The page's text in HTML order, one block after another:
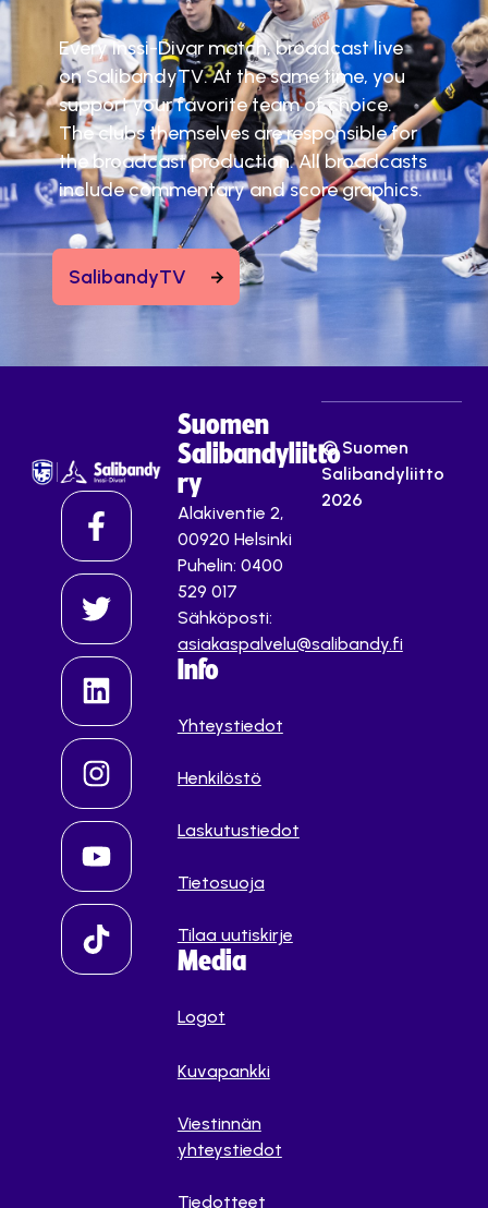
Every Inssi-Divar match, broadcast live
on SalibandyTV. At the same time, you
support your favorite team of choice.
The clubs themselves are responsible for
the broadcast production. All broadcasts
include commentary and score graphics.
SalibandyTV
Suomen
Salibandyliitto
ry
Alakiventie 2,
00920 Helsinki
Puhelin: 0400
529 017
Sähköposti:
asiakaspalvelu@salibandy.fi
Info
Yhteystiedot
Henkilöstö
Laskutustiedot
Tietosuoja
Tilaa uutiskirje
Media
Logot
Kuvapankki
Viestinnän
yhteystiedot
Tiedotteet
© Suomen
Salibandyliitto
2026